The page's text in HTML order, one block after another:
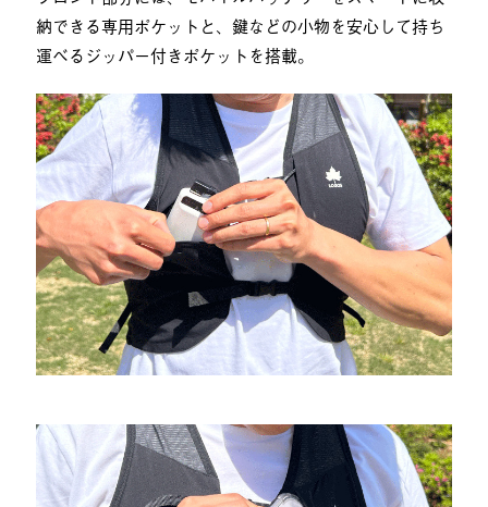
納できる専用ポケットと、鍵などの小物を安心して持ち
運べるジッパー付きポケットを搭載。